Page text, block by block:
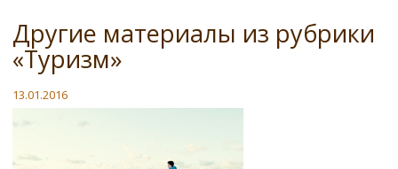
Другие материалы из рубрики
«Туризм»
13.01.2016